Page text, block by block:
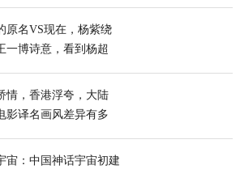
原名VS现在，杨紫绕
一博诗意，看到杨超
情，香港浮夸，大陆
影译名画风差异有多
宙：中国神话宇宙初建